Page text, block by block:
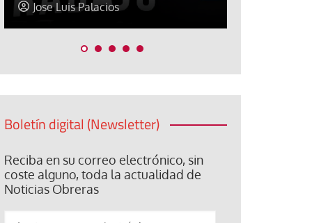
Jose Luis Palacios
Boletín digital (Newsletter)
Reciba en su correo electrónico, sin
coste alguno, toda la actualidad de
Noticias Obreras